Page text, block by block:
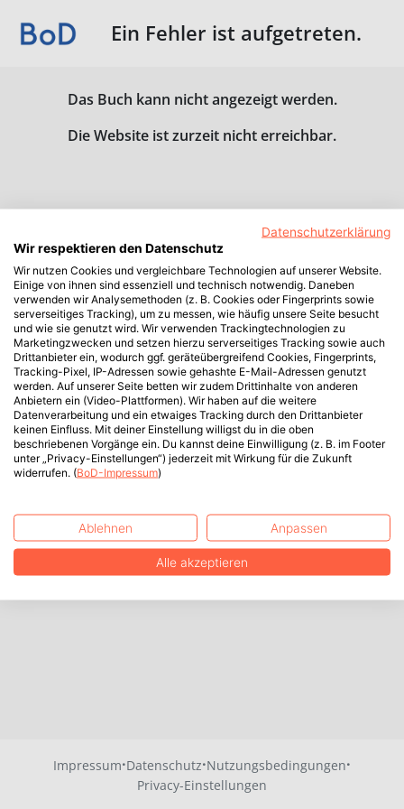
Ein Fehler ist aufgetreten.
Das Buch kann nicht angezeigt werden.
Die Website ist zurzeit nicht erreichbar.
Impressum·Datenschutz·Nutzungsbedingungen·
Privacy-Einstellungen
Datenschutzerklärung
Wir respektieren den Datenschutz
Wir nutzen Cookies und vergleichbare Technologien auf unserer Website.
Einige von ihnen sind essenziell und technisch notwendig. Daneben
verwenden wir Analysemethoden (z. B. Cookies oder Fingerprints sowie
serverseitiges Tracking), um zu messen, wie häufig unsere Seite besucht
und wie sie genutzt wird. Wir verwenden Trackingtechnologien zu
Marketingzwecken und setzen hierzu serverseitiges Tracking sowie auch
Drittanbieter ein, wodurch ggf. geräteübergreifend Cookies, Fingerprints,
Tracking-Pixel, IP-Adressen sowie gehashte E-Mail-Adressen genutzt
werden. Auf unserer Seite betten wir zudem Drittinhalte von anderen
Anbietern ein (Video-Plattformen). Wir haben auf die weitere
Datenverarbeitung und ein etwaiges Tracking durch den Drittanbieter
keinen Einfluss. Mit deiner Einstellung willigst du in die oben
beschriebenen Vorgänge ein. Du kannst deine Einwilligung (z. B. im Footer
unter „Privacy-Einstellungen“) jederzeit mit Wirkung für die Zukunft
widerrufen. (BoD-Impressum)
Ablehnen Anpassen
Alle akzeptieren